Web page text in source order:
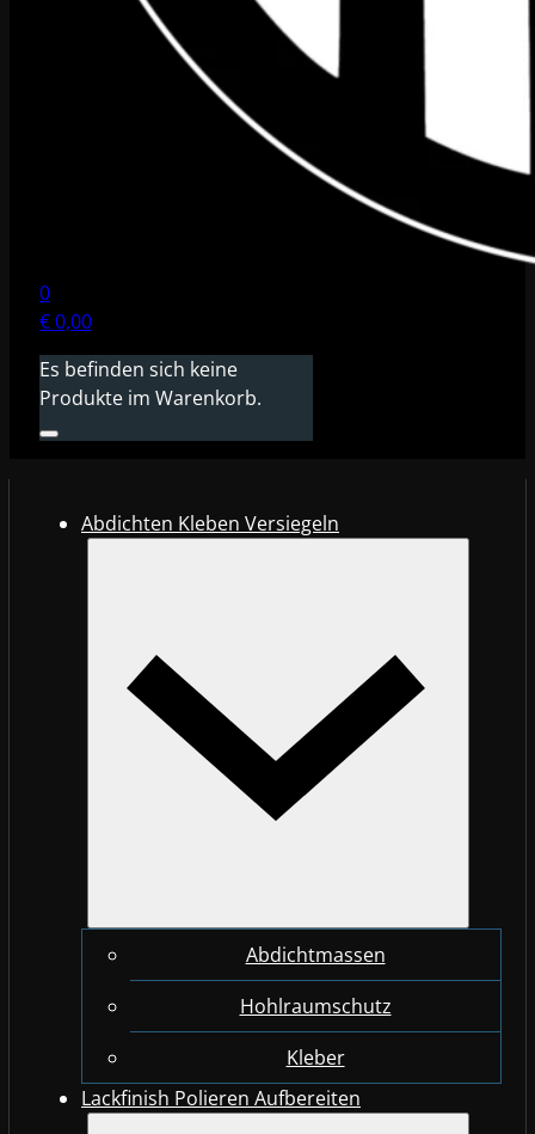
0
€0,00
Es befinden sich keine
Produkte im Warenkorb.
Abdichten Kleben Versiegeln
Abdichtmassen
Hohlraumschutz
Kleber
Lackfinish Polieren Aufbereiten